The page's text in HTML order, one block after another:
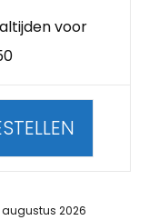
voor
augustus 2026